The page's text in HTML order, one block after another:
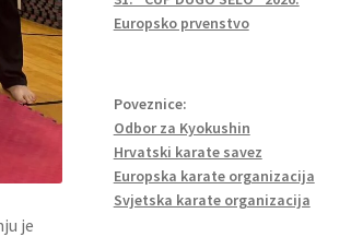
je
Europsko prvenstvo
Poveznice:
Odbor za Kyokushin
Hrvatski karate savez
Europska karate organizacija
Svjetska karate organizacija